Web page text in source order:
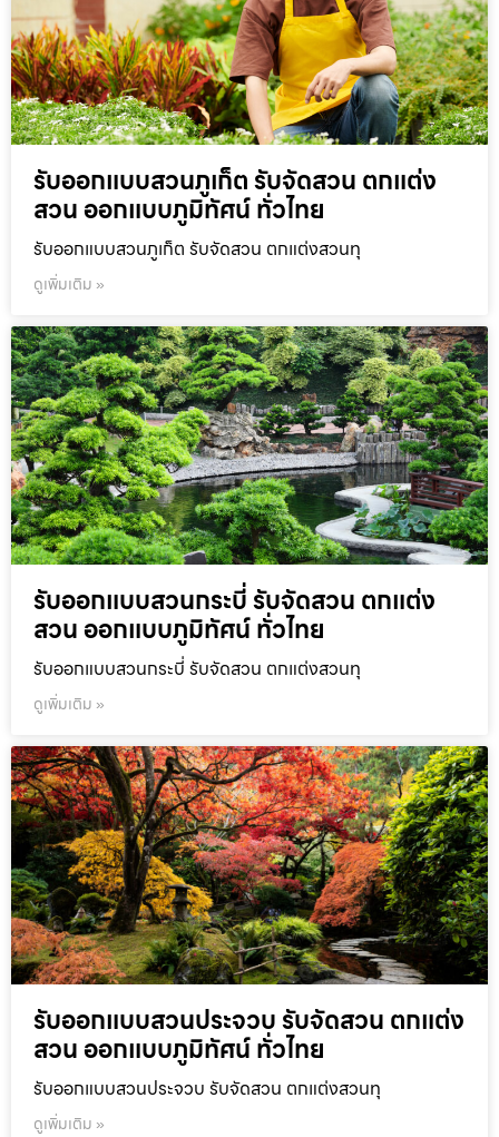
รับออกแบบสวนภูเก็ต รับจัดสวน ตกแต่ง
สวน ออกแบบภูมิทัศน์ ทั่วไทย
รับออกแบบสวนภูเก็ต รับจัดสวน ตกแต่งสวนทุ
ดูเพิ่มเติม »
รับออกแบบสวนกระบี่ รับจัดสวน ตกแต่ง
สวน ออกแบบภูมิทัศน์ ทั่วไทย
รับออกแบบสวนกระบี่ รับจัดสวน ตกแต่งสวนทุ
ดูเพิ่มเติม »
รับออกแบบสวนประจวบ รับจัดสวน ตกแต่ง
สวน ออกแบบภูมิทัศน์ ทั่วไทย
รับออกแบบสวนประจวบ รับจัดสวน ตกแต่งสวนทุ
ดูเพิ่มเติม »